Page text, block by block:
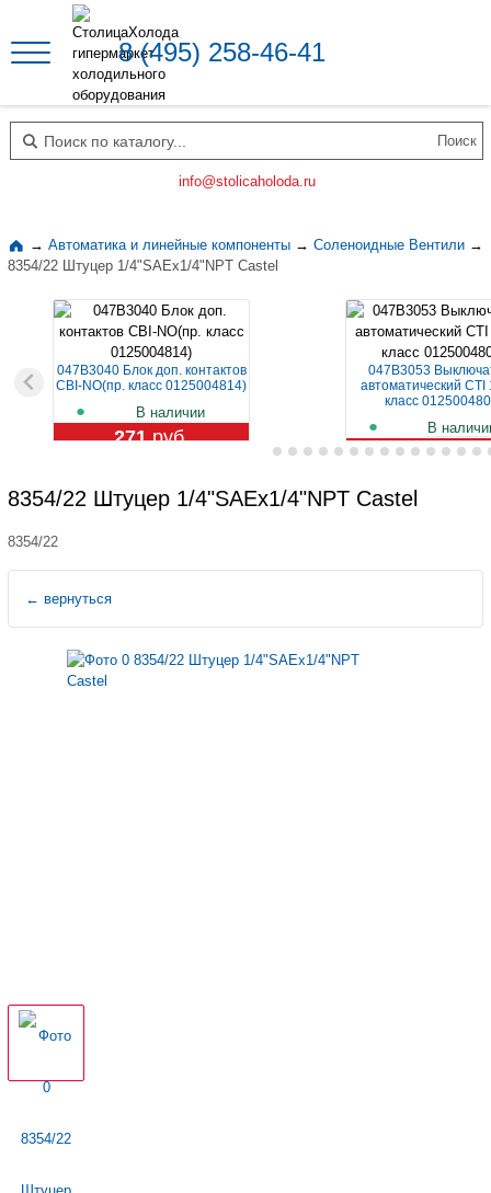
8 (495) 258-46-41
Поиск по каталогу
info@stolicaholoda.ru
→ Автоматика и линейные компоненты → Соленоидные Вентили →
8354/22 Штуцер 1/4"SAEx1/4"NPT Castel
047B3040 Блок доп. контактов
CBI-NO(пр. класс 0125004814)
В наличии
271руб.
047B3053
автоматический CTI
класс
В
1 119 руб.
8354/22 Штуцер 1/4"SAEx1/4"NPT Castel
8354/22
← вернуться